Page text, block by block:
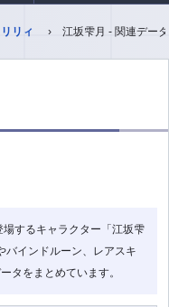
リィ 江坂雫月 - 関連デー
するキャラクター「江坂雫
バインドルーン、レアスキ
タをまとめています。